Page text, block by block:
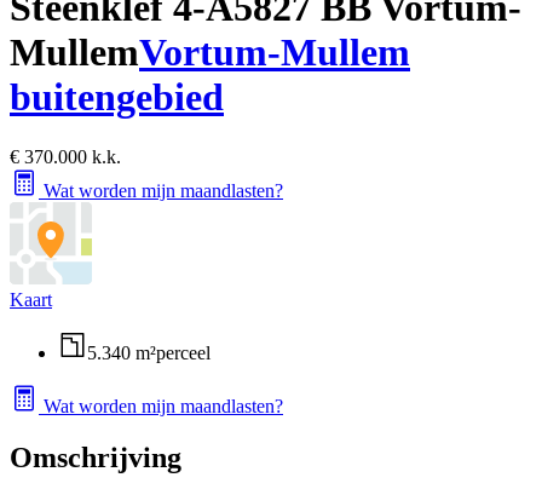
MullemVortum-Mullem
buitengebied
€ 370.000 k.k.
Wat worden mijn maandlasten?
Kaart
5.340 m²perceel
Wat worden mijn maandlasten?
Omschrijving